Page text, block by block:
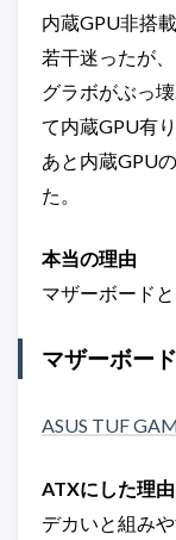
内蔵GPU非搭
若干迷ったが、
グラボがぶっ
て内蔵GPU有
あと内蔵GPU
た。
本当の理由
マザーボード
マザーボード
ASUS TUF
ATXにした理由
デカいと組みや